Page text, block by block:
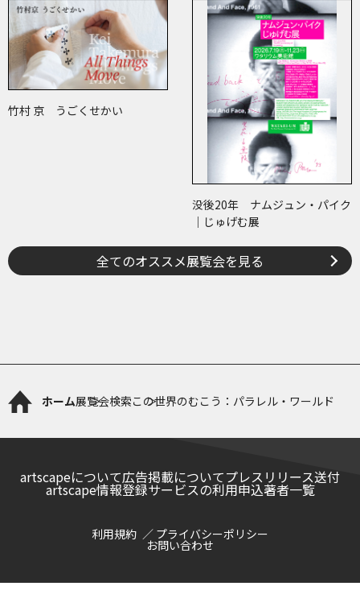
竹村 京 うごくせかい
没後20年 ナムジュン・パイク
｜じゅげむ展
全てのオススメ展覧会を見る
ホーム展覧会検索この世界のむこう：パラレル・ワールド
artscapeについて広告掲載についてプレスリリース送付
artscape情報登録サービスの利用申込著者一覧
利用規約 プライバシーポリシー
お問い合わせ